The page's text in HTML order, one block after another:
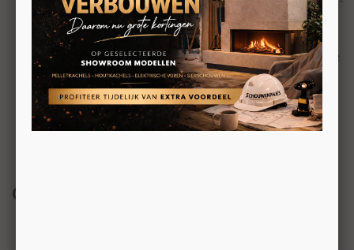
je voor een echte open haard staat.
MinimaleInbouwdiepte en Glasuitsparing: Onze
haard heeft een slanke en ruime besparende
constructie, met minimale inbouwdiepte en
glasuitsparing, waardoor deze in vrijwel elke ruimte
kan worden geïntegreerd.
Multicolor Palet: Kies uit een rijk palet van
meerdere kleuren om de sfeer in je ruimte aan te
passen aan je stemming en stijl.
Regelbare Vlamsnelheid - 3 Standen: Pas de
vlamsnelheid aan met drie verschillende standen,
Over de Fair Fires Pano serie